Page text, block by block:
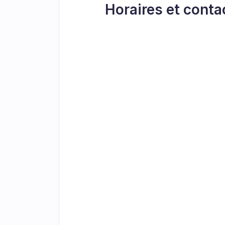
Horaires et